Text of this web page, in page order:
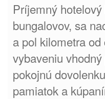
Príjemný
bungalovov, sa
a pol kilometra
vybaveniu
pokojnú
pamiatok a